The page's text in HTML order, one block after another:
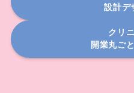
設計デ
クリ
開業丸ご